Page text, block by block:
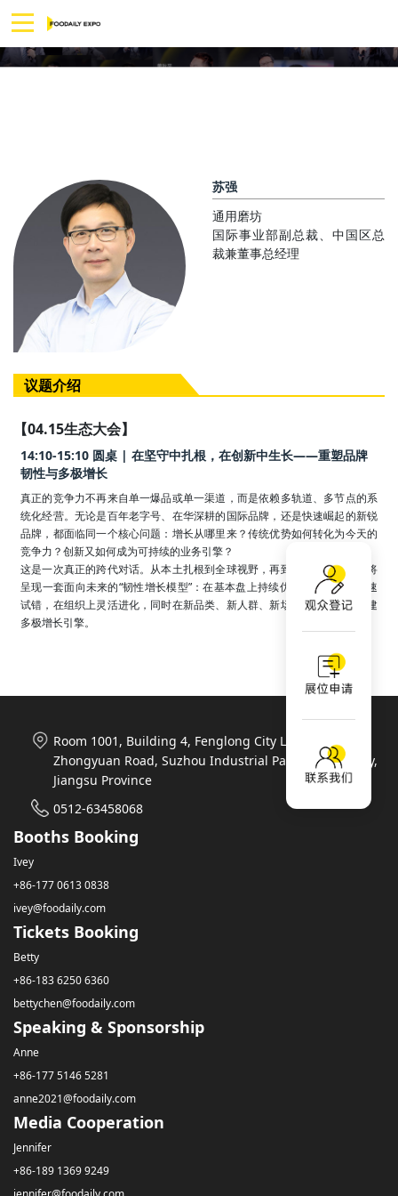
苏强
通用磨坊
国际事业部副总裁、中国区总
裁兼董事总经理
议题介绍
【04.15生态大会】
14:10-15:10 圆桌 | 在坚守中扎根，在创新中生长——重塑品牌
韧性与多极增长
真正的竞争力不再来自单一爆品或单一渠道，而是依赖多轨道、多节点的系
统化经营。无论是百年老字号、在华深耕的国际品牌，还是快速崛起的新锐
品牌，都面临同一个核心问题：增长从哪里来？传统优势如何转化为今天的
竞争力？创新又如何成为可持续的业务引擎？
这是一次真正的跨代对话。从本土扎根到全球视野，再到敏捷创新，我们将
呈现一套面向未来的“韧性增长模型”：在基本盘上持续优化，在创新上快速
试错，在组织上灵活进化，同时在新品类、新人群、新场景和新渠道中构建
多极增长引擎。
Room 1001, Building 4, Fenglong City Life Plaza, 788
Zhongyuan Road, Suzhou Industrial Park, Suzhou City,
Jiangsu Province
0512-63458068
Booths Booking
Ivey
+86-177 0613 0838
ivey@foodaily.com
Tickets Booking
Betty
+86-183 6250 6360
bettychen@foodaily.com
Speaking & Sponsorship
Anne
+86-177 5146 5281
anne2021@foodaily.com
Media Cooperation
Jennifer
+86-189 1369 9249